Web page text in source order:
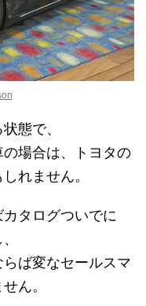
態で、
場合は、トヨタの
れません。
タログついでに
ば変なセールスマ
ん。